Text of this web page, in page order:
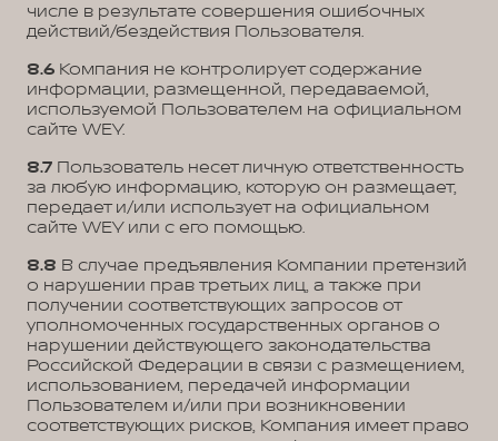
числе в результате совершения ошибочных
действий/бездействия Пользователя.
8.6 Компания не контролирует содержание
информации, размещенной, передаваемой,
используемой Пользователем на официальном
сайте WEY.
8.7 Пользователь несет личную ответственность
за любую информацию, которую он размещает,
передает и/или использует на официальном
сайте WEY или с его помощью.
8.8 В случае предъявления Компании претензий
о нарушении прав третьих лиц, а также при
получении соответствующих запросов от
уполномоченных государственных органов о
нарушении действующего законодательства
Российской Федерации в связи с размещением,
использованием, передачей информации
Пользователем и/или при возникновении
соответствующих рисков, Компания имеет право